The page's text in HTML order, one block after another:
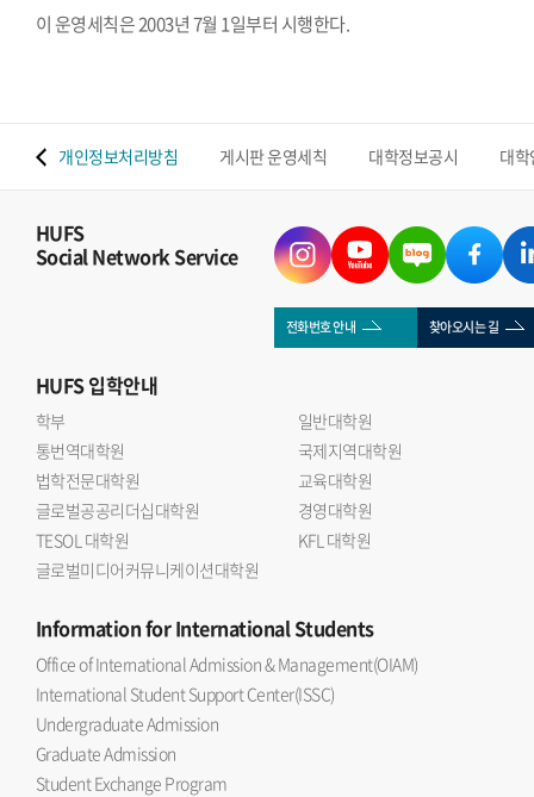
이 운영세칙은 2003년 7월 1일부터 시행한다.
개인정보처리방침 게시판 운영세칙 대학정보공시 대
HUFS
Social Network Service
전화번호 안내 찾아오시는 길
HUFS입학안내
학부
일반대학원
통번역대학원
국제지역대학원
법학전문대학원
교육대학원
글로벌공공리더십대학원
경영대학원
TESOL 대학원
KFL 대학원
글로벌미디어커뮤니케이션대학원
Informationfor International Students
Office of International Admission & Management(OIAM)
International Student Support Center(ISSC)
Undergraduate Admission
Graduate Admission
Student Exchange Program